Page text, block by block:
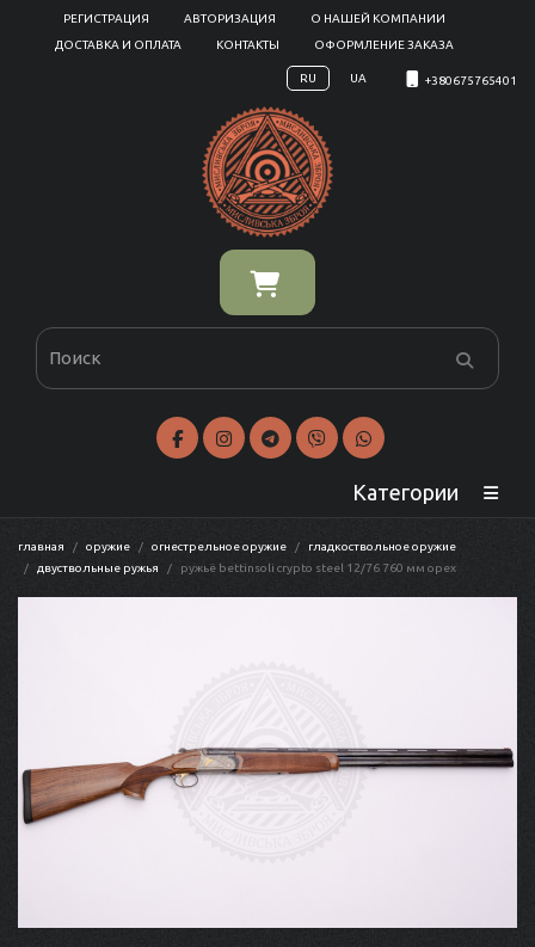
РЕГИСТРАЦИЯ АВТОРИЗАЦИЯ
О НАШЕЙ КОМПАНИИ
ДОСТАВКА И ОПЛАТА
КОНТАКТЫ ОФОРМЛЕНИЕ ЗАКАЗА
RU UA +380675765401
Категории
главная оружие огнестрельное оружие
гладкоствольное оружие
двуствольные ружья
ружьё bettinsoli crypto steel 12/76 760 мм орех